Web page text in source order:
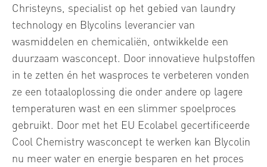
Christeyns, specialist op het gebied van laundry
technology en Blycolins leverancier van
wasmiddelen en chemicaliën, ontwikkelde een
duurzaam wasconcept. Door innovatieve hulpstoffen
in te zetten én het wasproces te verbeteren vonden
ze een totaaloplossing die onder andere op lagere
temperaturen wast en een slimmer spoelproces
gebruikt. Door met het EU Ecolabel gecertificeerde
Cool Chemistry wasconcept te werken kan Blycolin
nu meer water en energie besparen en het proces